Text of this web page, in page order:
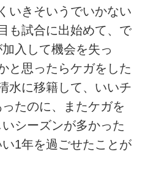
いきそいうでいかない
も試合に出始めて、で
入して機会を失っ
と思ったらケガをした
水に移籍して、いいチ
たのに、またケガを
シーズンが多かった
1年を過ごせたことが